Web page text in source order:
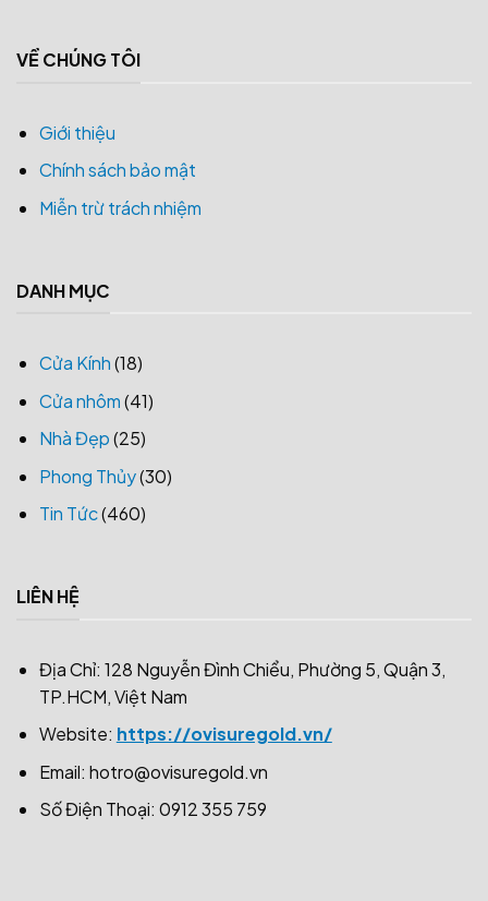
VỀ CHÚNG TÔI
Giới thiệu
Chính sách bảo mật
Miễn trừ trách nhiệm
DANH MỤC
Cửa Kính(18)
Cửa nhôm(41)
Nhà Đẹp(25)
Phong Thủy(30)
Tin Tức(460)
LIÊN HỆ
Địa Chỉ: 128 Nguyễn Đình Chiểu, Phường 5, Quận 3,
TP.HCM, Việt Nam
Website: https://ovisuregold.vn/
Email: hotro@ovisuregold.vn
Số Điện Thoại: 0912 355 759